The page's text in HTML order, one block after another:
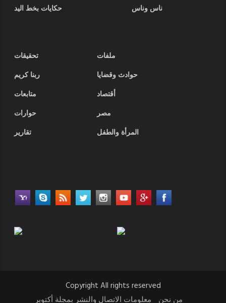
ناس وناس
حكايات بخط اليد
ملفات
تحقيقات
حوادث وقضايا
ربنا كريم
أقتصاد
متابعات
مصر
حوارات
المرأة والطفل
تقارير
Copyright All rights reserved
من نحن
معلومات الاتصال والنشر بمجلة أكتوبر